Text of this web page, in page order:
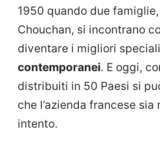
1950 quando due
Chouchan, si incontrano
diventare i migliori
contemporanei. E oggi,
distribuiti in 50 Paesi si
che l’azienda francese
intento.